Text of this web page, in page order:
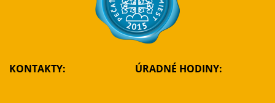
KONTAKTY: ÚRADNÉ HODINY: